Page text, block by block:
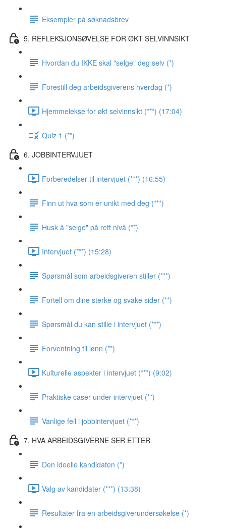
Eksempler på søknadsbrev
5. REFLEKSJONSØVELSE FOR ØKT SELVINNSIKT
Hvordan du IKKE skal "selge" deg selv (*)
Forestill deg arbeidsgiverens hverdag (*)
Hjemmelekse for økt selvinnsikt (***) (17:04)
Quiz 1 (**)
6. JOBBINTERVJUET
Forberedelser til intervjuet (***) (16:55)
Finn ut hva som er unikt med deg (***)
Husk å "selge" på rett nivå (**)
Intervjuet (***) (15:28)
Spørsmål som arbeidsgiveren stiller (***)
Fortell om dine sterke og svake sider (**)
Spørsmål du kan stille i intervjuet (***)
Forventning til lønn (**)
Kulturelle aspekter i intervjuet (***) (9:02)
Praktiske caser under intervjuet (**)
Vanlige feil i jobbintervjuet (***)
7. HVA ARBEIDSGIVERNE SER ETTER
Den ideelle kandidaten (*)
Valg av kandidater (***) (13:38)
Resultater fra en arbeidsgiverundersøkelse (*)